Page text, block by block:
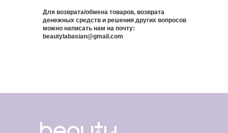
Для возврата/обмена товаров, возврата
денежных средств и решения других вопросов
можно написать нам на почту:
beautylabasian@gmail.com